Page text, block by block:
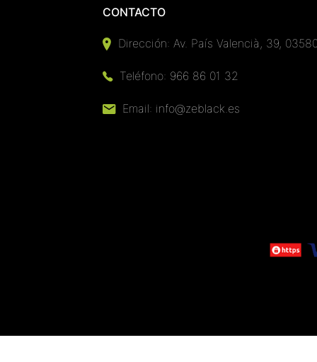
CONTACTO
Dirección: Av. País Valencià, 39,
Teléfono: 966 86 01 32
Email: info@zeblack.es